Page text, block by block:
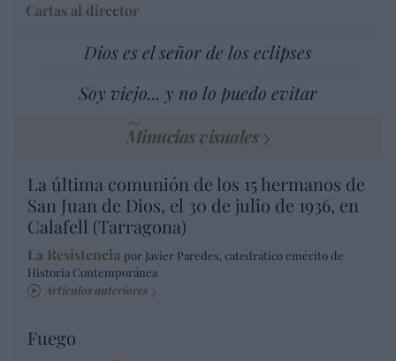
Cartas al director
Dios es el señor de los eclipses
Soy viejo... y no lo puedo evitar
Minucias visuales
La última comunión de los 15 hermanos de
San Juan de Dios, el 30 de julio de 1936, en
Calafell (Tarragona)
La Resistencia por Javier Paredes, catedrático emérito de
Historia Contemporánea
Artículos anteriores
Fuego